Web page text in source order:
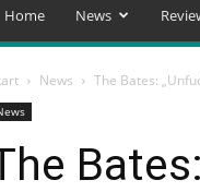
Home News
News The Bates: